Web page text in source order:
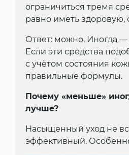
ограничиться тремя
равно иметь
Ответ: можно. Иногда
Если эти средства
с учётом состояния
правильные формулы.
Почему «меньше»
лучше?
Насыщенный уход не
эффективный.